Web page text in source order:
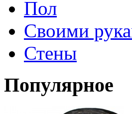
Пол
Своими
Стены
Популярное